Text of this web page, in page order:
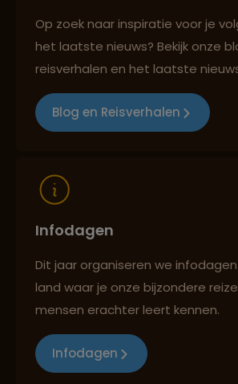
Reizen met oog voor mens,
Op zoek naar inspiratie voor je
het laatste nieuws? Bekijk onze
reisverhalen en het laatste
Blog en Reisverhalen
Infodagen
Dit jaar organiseren we
land waar je onze bijzondere
mensen erachter leert kennen.
Infodagen